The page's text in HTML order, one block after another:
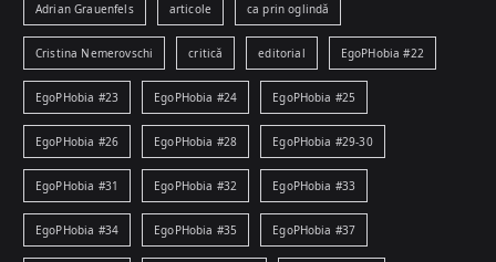
Adrian Grauenfels articole ca prin oglindă
Cristina Nemerovschi critică editorial EgoPHobia #22
EgoPHobia #23 EgoPHobia #24 EgoPHobia #25
EgoPHobia #26 EgoPHobia #28 EgoPHobia #29-30
EgoPHobia #31 EgoPHobia #32 EgoPHobia #33
EgoPHobia #34 EgoPHobia #35 EgoPHobia #37